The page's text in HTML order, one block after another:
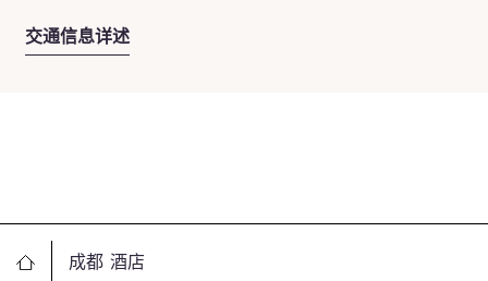
交通信息详述
成都 酒店